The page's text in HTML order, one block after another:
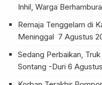
Inhil, Warga
Remaja Tenggelam di
Meninggal 7 Agustus
Sedang Perbaikan,
Sontang -Duri 6